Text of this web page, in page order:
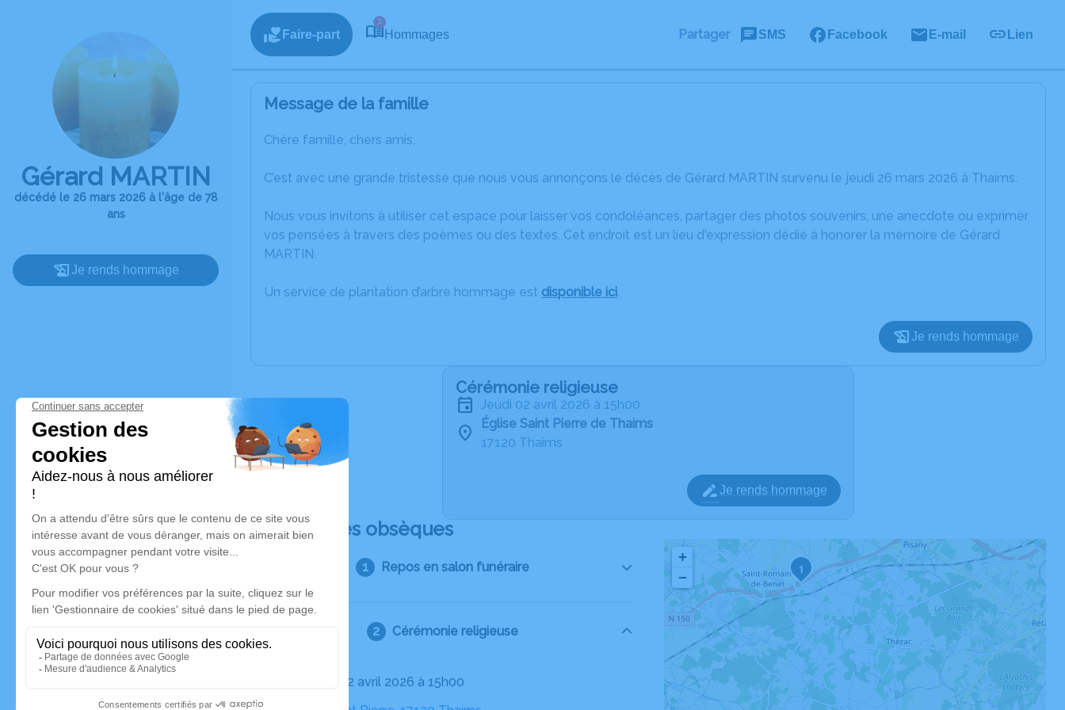
Gérard MARTIN
décédé le 26 mars 2026 à l'âge de 78
ans
Je rends hommage
Faire-part
2
Hommages Partager SMS Facebook E-mail Lien
Message de la famille
Chère famille, chers amis,
C’est avec une grande tristesse que nous vous annonçons le décès de Gérard MARTIN survenu le jeudi 26 mars 2026 à Thaims.
Nous vous invitons à utiliser cet espace pour laisser vos condoléances, partager des photos souvenirs, une anecdote ou exprimer
vos pensées à travers des poèmes ou des textes. Cet endroit est un lieu d'expression dédié à honorer la mémoire de Gérard
MARTIN.
Un service de plantation d’arbre hommage est disponible ici.
Je rends hommage
Cérémonie religieuse
jeudi 02 avril 2026 à 15h00
Église Saint Pierre de Thaims
17120 Thaims
Je rends hommage
Déroulé des obsèques
Repos en salon funéraire
Cérémonie religieuse
Le jeudi 02 avril 2026 à 15h00
1
+
−